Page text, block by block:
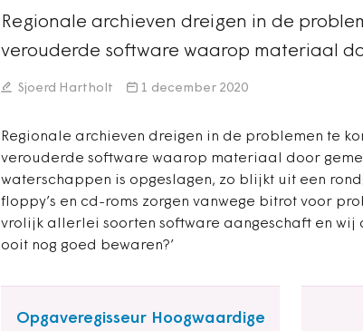
Regionale archieven dreigen in de
verouderde software waarop materiaal
Sjoerd Hartholt 1 december 2020
Regionale archieven dreigen in de problemen te
verouderde software waarop materiaal door
waterschappen is opgeslagen, zo blijkt uit een
floppy’s en cd-roms zorgen vanwege bitrot voor
vrolijk allerlei soorten software aangeschaft en wij
ooit nog goed bewaren?’
Opgaveregisseur Hoogwaardige